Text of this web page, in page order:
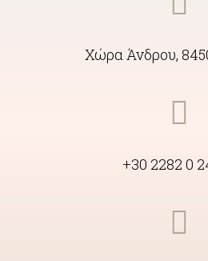
Χώρα Άνδρου,
+30 2282 0